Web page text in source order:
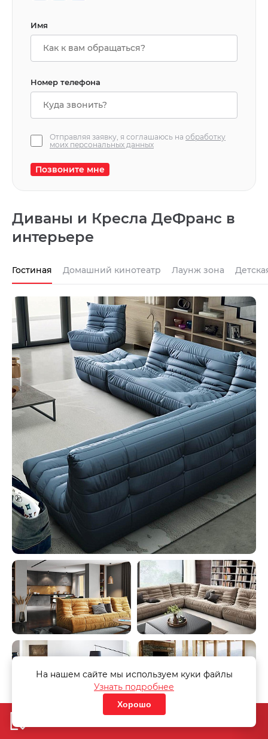
Имя
Номер телефона
Отправляя заявку, я соглашаюсь на обработку
моих персональных данных
Позвоните мне
Диваны и Кресла ДеФранс в
интерьере
Гостиная Домашний кинотеатр Лаунж зона
На нашем сайте мы используем куки файлы
Узнать подробнее
Хорошо